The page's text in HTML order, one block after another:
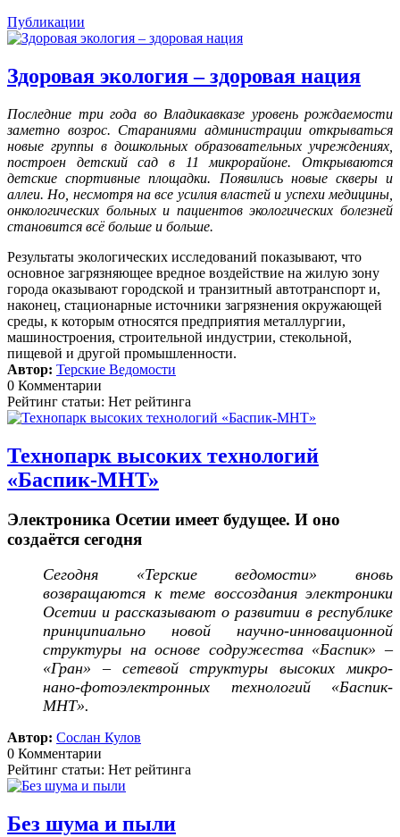
Публикации
Здоровая экология – здоровая нация
Последние три года во Владикавказе уровень рождаемости
заметно возрос. Стараниями администрации открываться
новые группы в дошкольных образовательных учреждениях,
построен детский сад в 11 микрорайоне. Открываются
детские спортивные площадки. Появились новые скверы и
аллеи. Но, несмотря на все усилия властей и успехи медицины,
онкологических больных и пациентов экологических болезней
становится всё больше и больше.
Результаты экологических исследований показывают, что
основное загрязняющее вредное воздействие на жилую зону
города оказывают городской и транзитный автотранспорт и,
наконец, стационарные источники загрязнения окружающей
среды, к которым относятся предприятия металлургии,
машиностроения, строительной индустрии, стекольной,
пищевой и другой промышленности.
Автор: Терские Ведомости
0 Комментарии
Рейтинг статьи: Нет рейтинга
Технопарк высоких технологий
«Баспик-МНТ»
Электроника Осетии имеет будущее. И оно
создаётся сегодня
Сегодня «Терские ведомости» вновь
возвращаются к теме воссоздания электроники
Осетии и рассказывают о развитии в республике
принципиально новой научно-инновационной
структуры на основе содружества «Баспик» –
«Гран» – сетевой структуры высоких микро-
нано-фотоэлектронных технологий «Баспик-
МНТ».
Автор: Сослан Кулов
0 Комментарии
Рейтинг статьи: Нет рейтинга
Без шума и пыли